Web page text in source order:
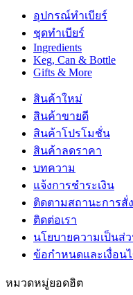
อุปกรณ์ทำเบียร์
ชุดทำเบียร์
Ingredients
Keg, Can & Bottle
Gifts & More
สินค้าใหม่
สินค้าขายดี
สินค้าโปรโมชั่น
สินค้าลดราคา
บทความ
แจ้งการชำระเงิน
ติดตามสถานะการสั่
ติดต่อเรา
นโยบายความเป็นส่
ข้อกำหนดและเงื่อน
หมวดหมู่ยอดฮิต